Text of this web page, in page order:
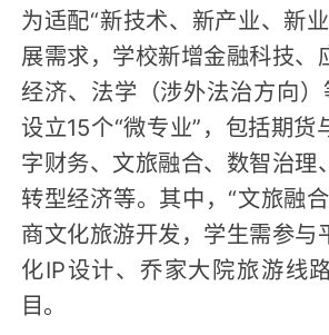
为适配“新技术、新产业、新
展需求，学校新增金融科技、
经济、法学（涉外法治方向
设立15个“微专业”，包括期货
字财务、文旅融合、数智治理
转型经济等。其中，“文旅融
商文化旅游开发，学生需参与
化IP设计、乔家大院旅游线
目。